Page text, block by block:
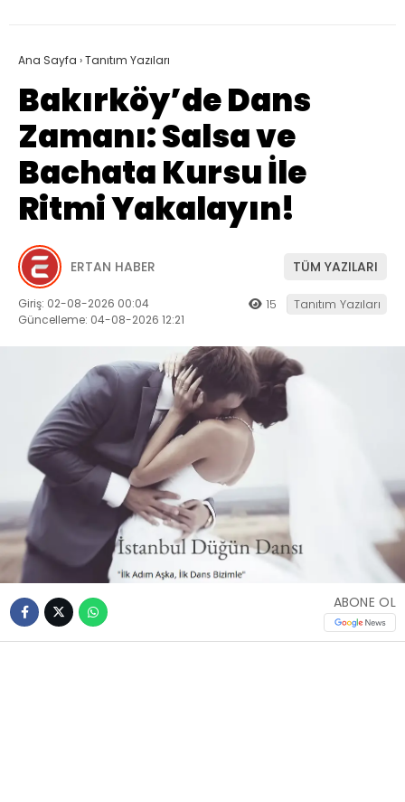
Ana Sayfa ›Tanıtım Yazıları
Bakırköy’de Dans
Zamanı: Salsa ve
Bachata Kursu İle
Ritmi Yakalayın!
ERTAN HABER TÜM YAZILARI
Giriş: 02-08-2026 00:04
Güncelleme: 04-08-2026 12:21
15 Tanıtım Yazıları
ABONE OL